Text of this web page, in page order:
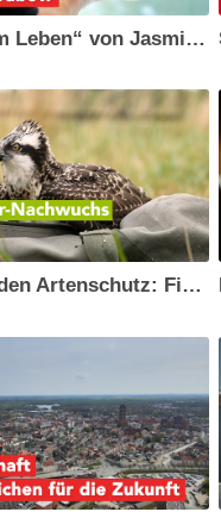
„Ein Tag im Leben“ von Jasmin Grabow
Erfolg für den Artenschutz: Fischadler-Beringung im WEMAG-Netzgebiet